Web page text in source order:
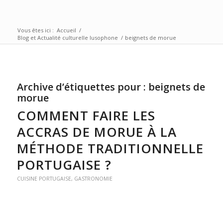
Vous êtes ici : Accueil /
Blog et Actualité culturelle lusophone / beignets de morue
Archive d’étiquettes pour : beignets de
morue
COMMENT FAIRE LES
ACCRAS DE MORUE À LA
MÉTHODE TRADITIONNELLE
PORTUGAISE ?
CUISINE PORTUGAISE, GASTRONOMIE